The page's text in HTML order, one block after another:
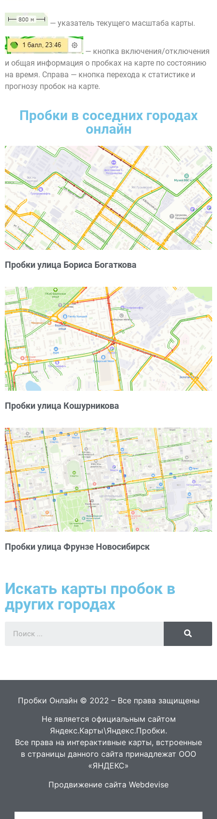
— указатель текущего масштаба карты.
— кнопка включения/отключения
и общая информация о пробках на карте по состоянию
на время. Справа — кнопка перехода к статистике и
прогнозу пробок на карте.
Пробки в соседних городах
онлайн
Пробки улица Бориса Богаткова
Пробки улица Кошурникова
Пробки улица Фрунзе Новосибирск
Искать карты пробок в
других городах
Пробки Онлайн © 2022 – Все права защищены
Не является официальным сайтом
Яндекс.Карты\Яндекс.Пробки.
Все права на интерактивные карты, встроенные
в страницы данного сайта принадлежат ООО
«ЯНДЕКС»
Продвижение сайта Webdevise